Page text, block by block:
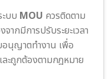
บบ MOU ควรติดตาม
ากมีการปรับระยะเวลา
อนุญาตทำงาน เพื่อ
ะถูกต้องตามกฎหมาย